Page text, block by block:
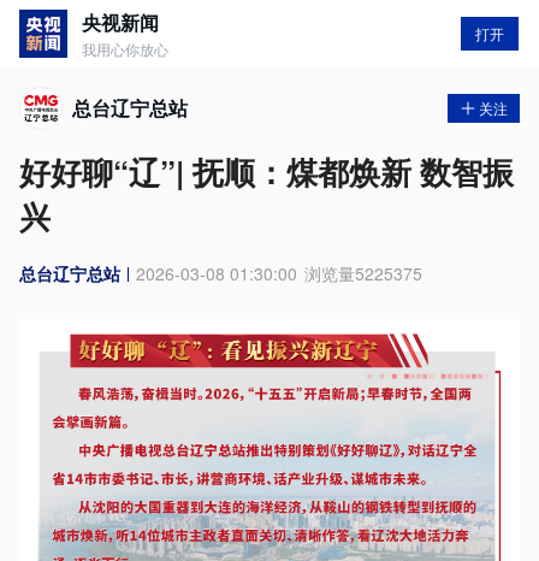
央视新闻
我用心你放心
打开
总台辽宁总站 关注
好好聊“辽”| 抚顺：煤都焕新 数智振
兴
总台辽宁总站 2026-03-08 01:30:00 浏览量5225375